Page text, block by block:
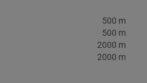
500 m
500 m
2000 m
2000 m